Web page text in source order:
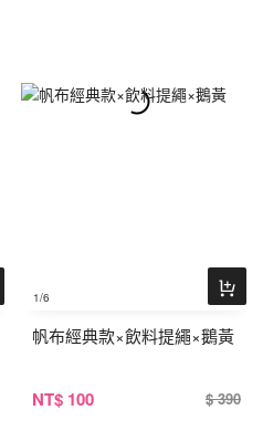
1/6
帆布經典款×飲料提繩×鵝黃
NT$ 100 $ 390